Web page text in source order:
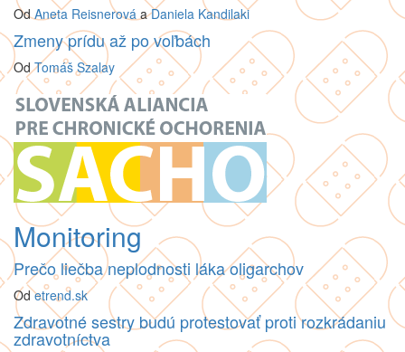
OdAneta ReisnerováaDaniela Kandilaki
Zmeny prídu až po voľbách
OdTomáš Szalay
Monitoring
Prečo liečba neplodnosti láka oligarchov
Odetrend.sk
Zdravotné sestry budú protestovať proti rozkrádaniu
zdravotníctva